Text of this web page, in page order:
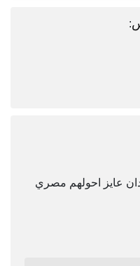
:
عايز احولهم مصري